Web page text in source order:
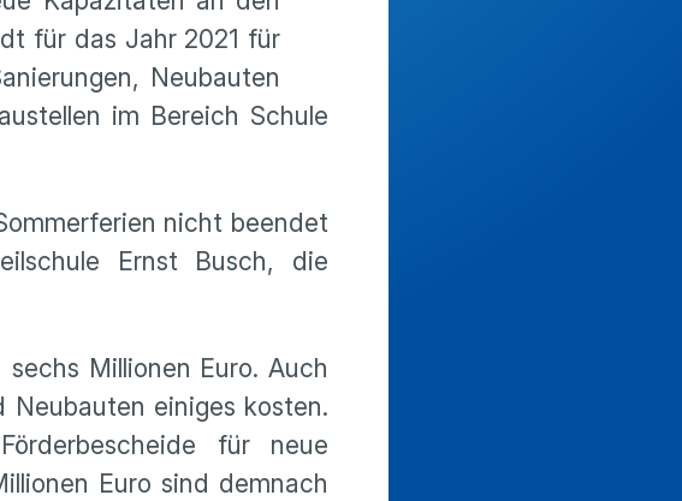
für das Jahr 2021 für
Neubauten
im Bereich Schule
nicht beendet
Ernst Busch, die
Millionen Euro. Auch
Neubauten einiges kosten.
für neue
Euro sind demnach